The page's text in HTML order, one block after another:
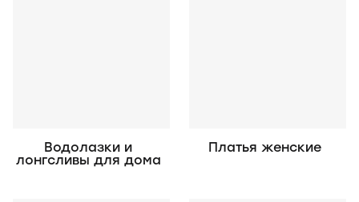
Водолазки и
лонгсливы для дома
Платья женские